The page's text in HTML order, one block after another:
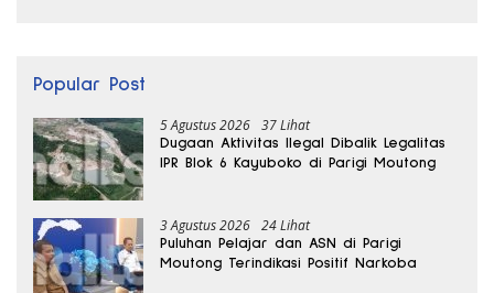
Popular Post
5 Agustus 2026 37 Lihat
Dugaan Aktivitas Ilegal Dibalik Legalitas
IPR Blok 6 Kayuboko di Parigi Moutong
3 Agustus 2026 24 Lihat
Puluhan Pelajar dan ASN di Parigi
Moutong Terindikasi Positif Narkoba